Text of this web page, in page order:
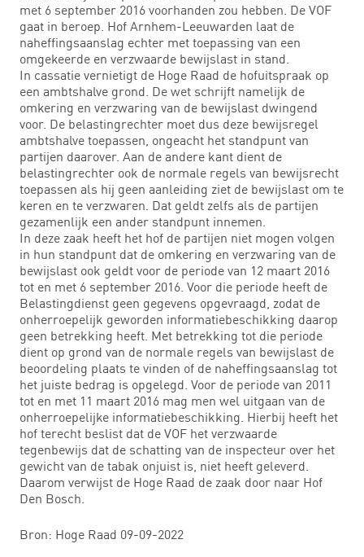
met 6 september 2016 voorhanden zou hebben. De VOF
gaat in beroep. Hof Arnhem-Leeuwarden laat de
naheffingsaanslag echter met toepassing van een
omgekeerde en verzwaarde bewijslast in stand.
In cassatie vernietigt de Hoge Raad de hofuitspraak op
een ambtshalve grond. De wet schrijft namelijk de
omkering en verzwaring van de bewijslast dwingend
voor. De belastingrechter moet dus deze bewijsregel
ambtshalve toepassen, ongeacht het standpunt van
partijen daarover. Aan de andere kant dient de
belastingrechter ook de normale regels van bewijsrecht
toepassen als hij geen aanleiding ziet de bewijslast om te
keren en te verzwaren. Dat geldt zelfs als de partijen
gezamenlijk een ander standpunt innemen.
In deze zaak heeft het hof de partijen niet mogen volgen
in hun standpunt dat de omkering en verzwaring van de
bewijslast ook geldt voor de periode van 12 maart 2016
tot en met 6 september 2016. Voor die periode heeft de
Belastingdienst geen gegevens opgevraagd, zodat de
onherroepelijk geworden informatiebeschikking daarop
geen betrekking heeft. Met betrekking tot die periode
dient op grond van de normale regels van bewijslast de
beoordeling plaats te vinden of de naheffingsaanslag tot
het juiste bedrag is opgelegd. Voor de periode van 2011
tot en met 11 maart 2016 mag men wel uitgaan van de
onherroepelijke informatiebeschikking. Hierbij heeft het
hof terecht beslist dat de VOF het verzwaarde
tegenbewijs dat de schatting van de inspecteur over het
gewicht van de tabak onjuist is, niet heeft geleverd.
Daarom verwijst de Hoge Raad de zaak door naar Hof
Den Bosch.
Bron: Hoge Raad 09-09-2022